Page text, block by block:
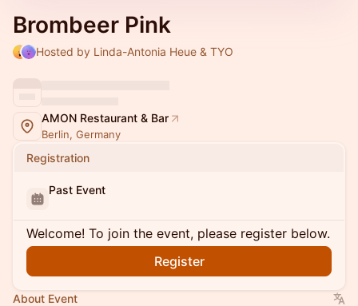
Brombeer Pink
Hosted by Linda-Antonia Heue & TYO
AMON Restaurant & Bar
Berlin, Germany
Registration
Past Event
Welcome! To join the event, please register below.
Register
About Event